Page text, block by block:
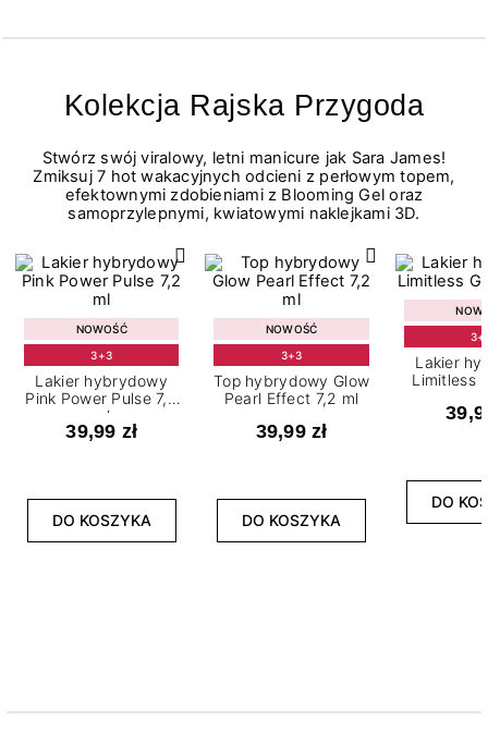
Kolekcja Rajska Przygoda
Stwórz swój viralowy, letni manicure jak Sara James!
Zmiksuj 7 hot wakacyjnych odcieni z perłowym topem,
efektownymi zdobieniami z Blooming Gel oraz
samoprzylepnymi, kwiatowymi naklejkami 3D.
NOWOŚĆ
3+3
Lakier hybrydowy
Pink Power Pulse 7,2
ml
39,99 zł
DO KOSZYKA
NOWOŚĆ
3+3
Top hybrydowy Glow
Pearl Effect 7,2 ml
39,99 zł
DO KOSZYKA
Lakier
Limitless
DO